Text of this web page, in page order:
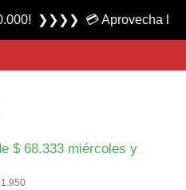
01marca Plano
$68.333 miércoles y
❯❯❯❯ 💳 Aprovecha las 3